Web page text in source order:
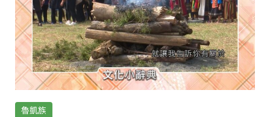
魯凱族